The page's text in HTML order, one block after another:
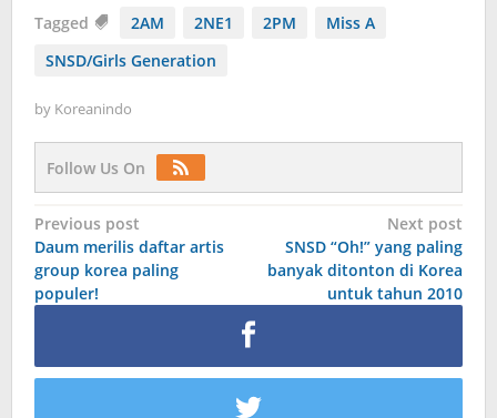
Tagged 2AM 2NE1 2PM
Miss A
SNSD/Girls Generation
by Koreanindo
Follow Us On
Post
navigation
Previous post
Daum merilis daftar artis
group korea paling
populer!
Next post
SNSD “Oh!” yang paling
banyak ditonton di Korea
untuk tahun 2010